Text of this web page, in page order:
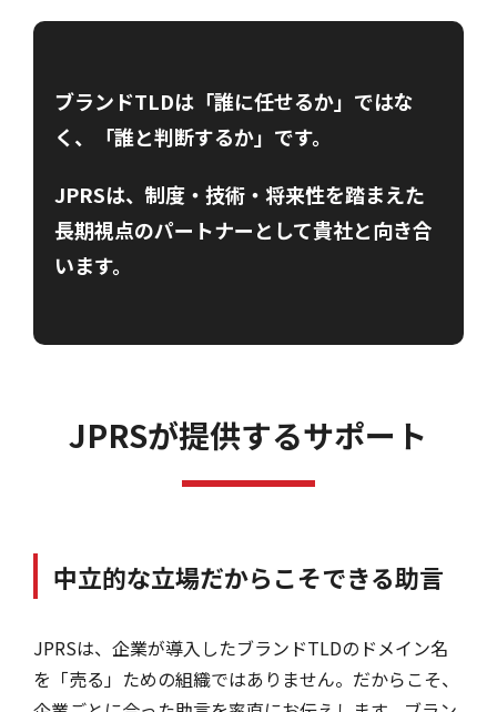
ブランドTLDは「誰に任せるか」ではな
く、「誰と判断するか」です。
JPRSは、制度・技術・将来性を踏まえた
長期視点のパートナーとして貴社と向き合
います。
JPRSが提供するサポート
中立的な立場だからこそできる助言
JPRSは、企業が導入したブランドTLDのドメイン名
を「売る」ための組織ではありません。だからこそ、